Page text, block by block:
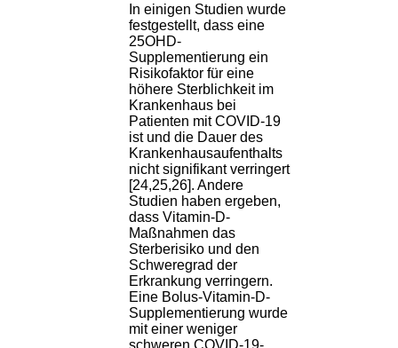
In einigen Studien wurde
festgestellt, dass eine
25OHD-
Supplementierung ein
Risikofaktor für eine
höhere Sterblichkeit im
Krankenhaus bei
Patienten mit COVID-19
ist und die Dauer des
Krankenhausaufenthalts
nicht signifikant verringert
[24,25,26]. Andere
Studien haben ergeben,
dass Vitamin-D-
Maßnahmen das
Sterberisiko und den
Schweregrad der
Erkrankung verringern.
Eine Bolus-Vitamin-D-
Supplementierung wurde
mit einer weniger
schweren COVID-19-